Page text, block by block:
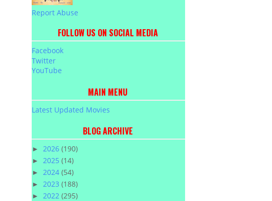
Report Abuse
FOLLOW US ON SOCIAL MEDIA
Facebook
Twitter
YouTube
MAIN MENU
Latest Updated Movies
BLOG ARCHIVE
► 2026 (190)
► 2025 (14)
► 2024 (54)
► 2023 (188)
► 2022 (295)